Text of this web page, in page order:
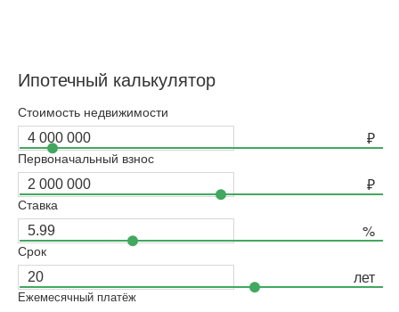
Ипотечный калькулятор
Стоимость недвижимости
Первоначальный взнос
Ставка
Срок
Ежемесячный платёж